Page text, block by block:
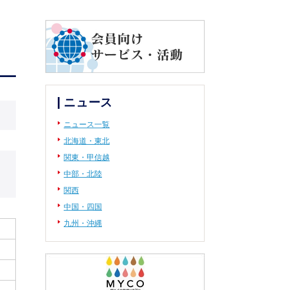
ニュース
ニュース一覧
北海道・東北
関東・甲信越
中部・北陸
関西
中国・四国
九州・沖縄